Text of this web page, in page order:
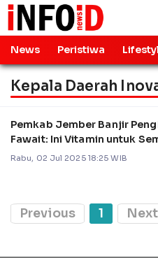
News Peristiwa
Kepala Daerah
Pemkab Jember Banjir
Fawait: Ini Vitamin untuk
Rabu, 02 Jul 2025 18:25 WIB
Previous 1 Next